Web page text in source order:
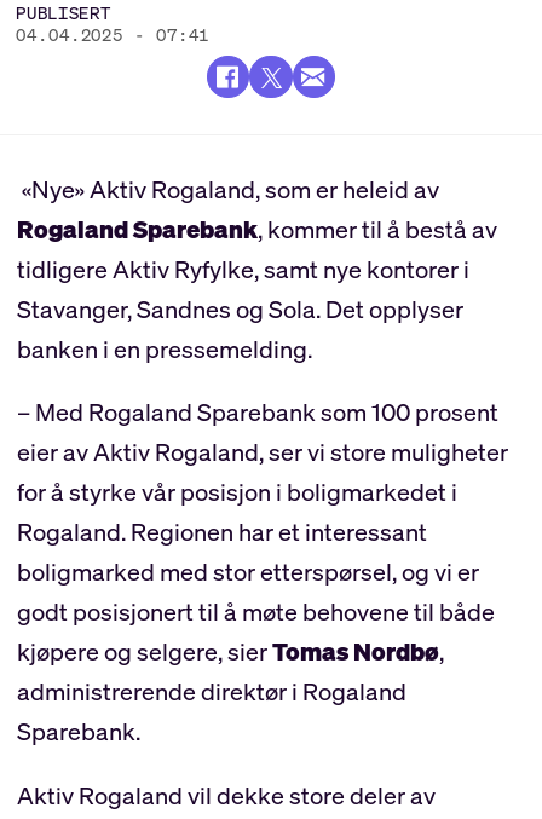
PUBLISERT
04.04.2025 - 07:41
«Nye» Aktiv Rogaland, som er heleid av
Rogaland Sparebank, kommer til å bestå av
tidligere Aktiv Ryfylke, samt nye kontorer i
Stavanger, Sandnes og Sola. Det opplyser
banken i en pressemelding.
– Med Rogaland Sparebank som 100 prosent
eier av Aktiv Rogaland, ser vi store muligheter
for å styrke vår posisjon i boligmarkedet i
Rogaland. Regionen har et interessant
boligmarked med stor etterspørsel, og vi er
godt posisjonert til å møte behovene til både
kjøpere og selgere, sierTomas Nordbø,
administrerende direktør i Rogaland
Sparebank.
Aktiv Rogaland vil dekke store deler av